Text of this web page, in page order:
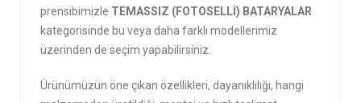
prensibimizle TEMASSIZ (FOTOSELLİ) BATARYALAR
kategorisinde bu veya daha farklı modellerimiz
üzerinden de seçim yapabilirsiniz.
Ürünümüzün öne çıkan özellikleri, dayanıklılığı, hangi